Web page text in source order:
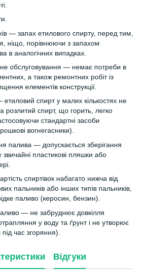
— запах етилового спирту, перед тим,
ніщо, порівнюючи з запахом
в аналогічних випадках.
обслуговування — немає потреби в
а також ремонтних робіт із
елементів конструкції.
етиловий спирт у малих кількостях не
розлитий спирт, що горить, легко
стандартні засоби
вогнегасники).
палива — допускається зберігання
звичайні пластикові пляшки або
спиртівок набагато нижча від
пальників або інших типів пальників,
паливо (керосин, бензин).
— не забруднює довкілля
у воду та ґрунт і не утворює
час згоряння).
Відгуки